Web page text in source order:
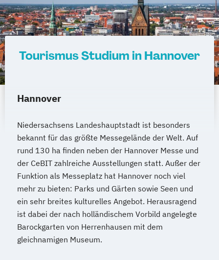
Tourismus Studium in Hannover
Hannover
Niedersachsens Landeshauptstadt ist besonders
bekannt für das größte Messegelände der Welt. Auf
rund 130 ha finden neben der Hannover Messe und
der CeBIT zahlreiche Ausstellungen statt. Außer der
Funktion als Messeplatz hat Hannover noch viel
mehr zu bieten: Parks und Gärten sowie Seen und
ein sehr breites kulturelles Angebot. Herausragend
ist dabei der nach holländischem Vorbild angelegte
Barockgarten von Herrenhausen mit dem
gleichnamigen Museum.